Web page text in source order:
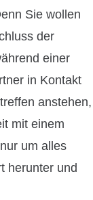
Sie wollen
der
einer
in Kontakt
anstehen,
mit einem
um alles
herunter und